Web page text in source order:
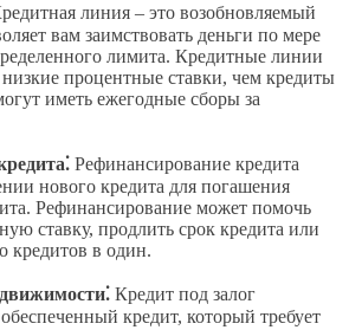
линия ‒ это возобновляемый
вам заимствовать деньги по мере
лимита. Кредитные линии
процентные ставки, чем кредиты
иметь ежегодные сборы за
Рефинансирование кредита
нового кредита для погашения
Рефинансирование может помочь
ставку, продлить срок кредита или
кредитов в один.
Кредит под залог
кредит, который требует